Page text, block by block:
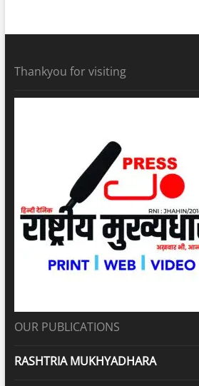
Thankyou for visiting
OUR PUBLICATIONS
RASHTRIA MUKHYADHARA